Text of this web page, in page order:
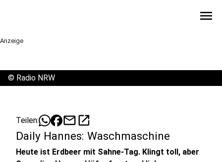
menu
Anzeige
© Radio NRW
Teilen: mailopen_in_new
Daily Hannes: Waschmaschine
Heute ist Erdbeer mit Sahne-Tag. Klingt toll, aber